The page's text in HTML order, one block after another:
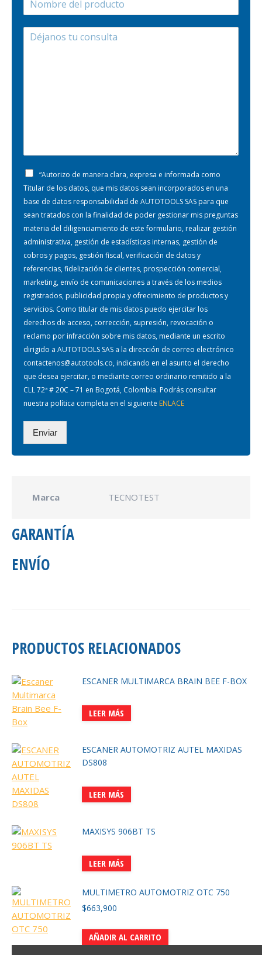
“Autorizo de manera clara, expresa e informada como
Titular de los datos, que mis datos sean incorporados en una
base de datos responsabilidad de AUTOTOOLS SAS para que
sean tratados con la finalidad de poder gestionar mis preguntas
materia del diligenciamiento de este formulario, realizar gestión
administrativa, gestión de estadísticas internas, gestión de
cobros y pagos, gestión fiscal, verificación de datos y
referencias, fidelización de clientes, prospección comercial,
marketing, envío de comunicaciones a través de los medios
registrados, publicidad propia y ofrecimiento de productos y
servicios. Como titular de mis datos puedo ejercitar los
derechos de acceso, corrección, supresión, revocación o
reclamo por infracción sobre mis datos, mediante un escrito
dirigido a AUTOTOOLS SAS a la dirección de correo electrónico
contactenos@autotools.co, indicando en el asunto el derecho
que desea ejercitar, o mediante correo ordinario remitido a la
CLL 72ª # 20C – 71 en Bogotá, Colombia. Podrás consultar
nuestra política completa en el siguiente ENLACE
Enviar
Marca TECNOTEST
GARANTÍA
ENVÍO
PRODUCTOS RELACIONADOS
ESCANER MULTIMARCA BRAIN BEE F-BOX
LEER MÁS
ESCANER AUTOMOTRIZ AUTEL MAXIDAS
DS808
LEER MÁS
MAXISYS 906BT TS
LEER MÁS
MULTIMETRO AUTOMOTRIZ OTC 750
$663,900
AÑADIR AL CARRITO